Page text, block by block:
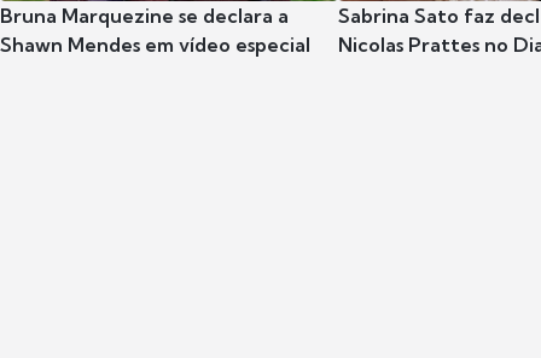
Bruna Marquezine se declara a
Shawn Mendes em vídeo especial
Sabrina Sato faz
Nicolas Prattes no